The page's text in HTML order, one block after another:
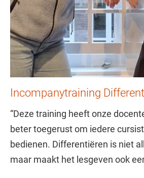
Incompanytraining
“Deze training heeft onze
beter toegerust om iedere
bedienen. Differentiëren is niet
maar maakt het lesgeven ook